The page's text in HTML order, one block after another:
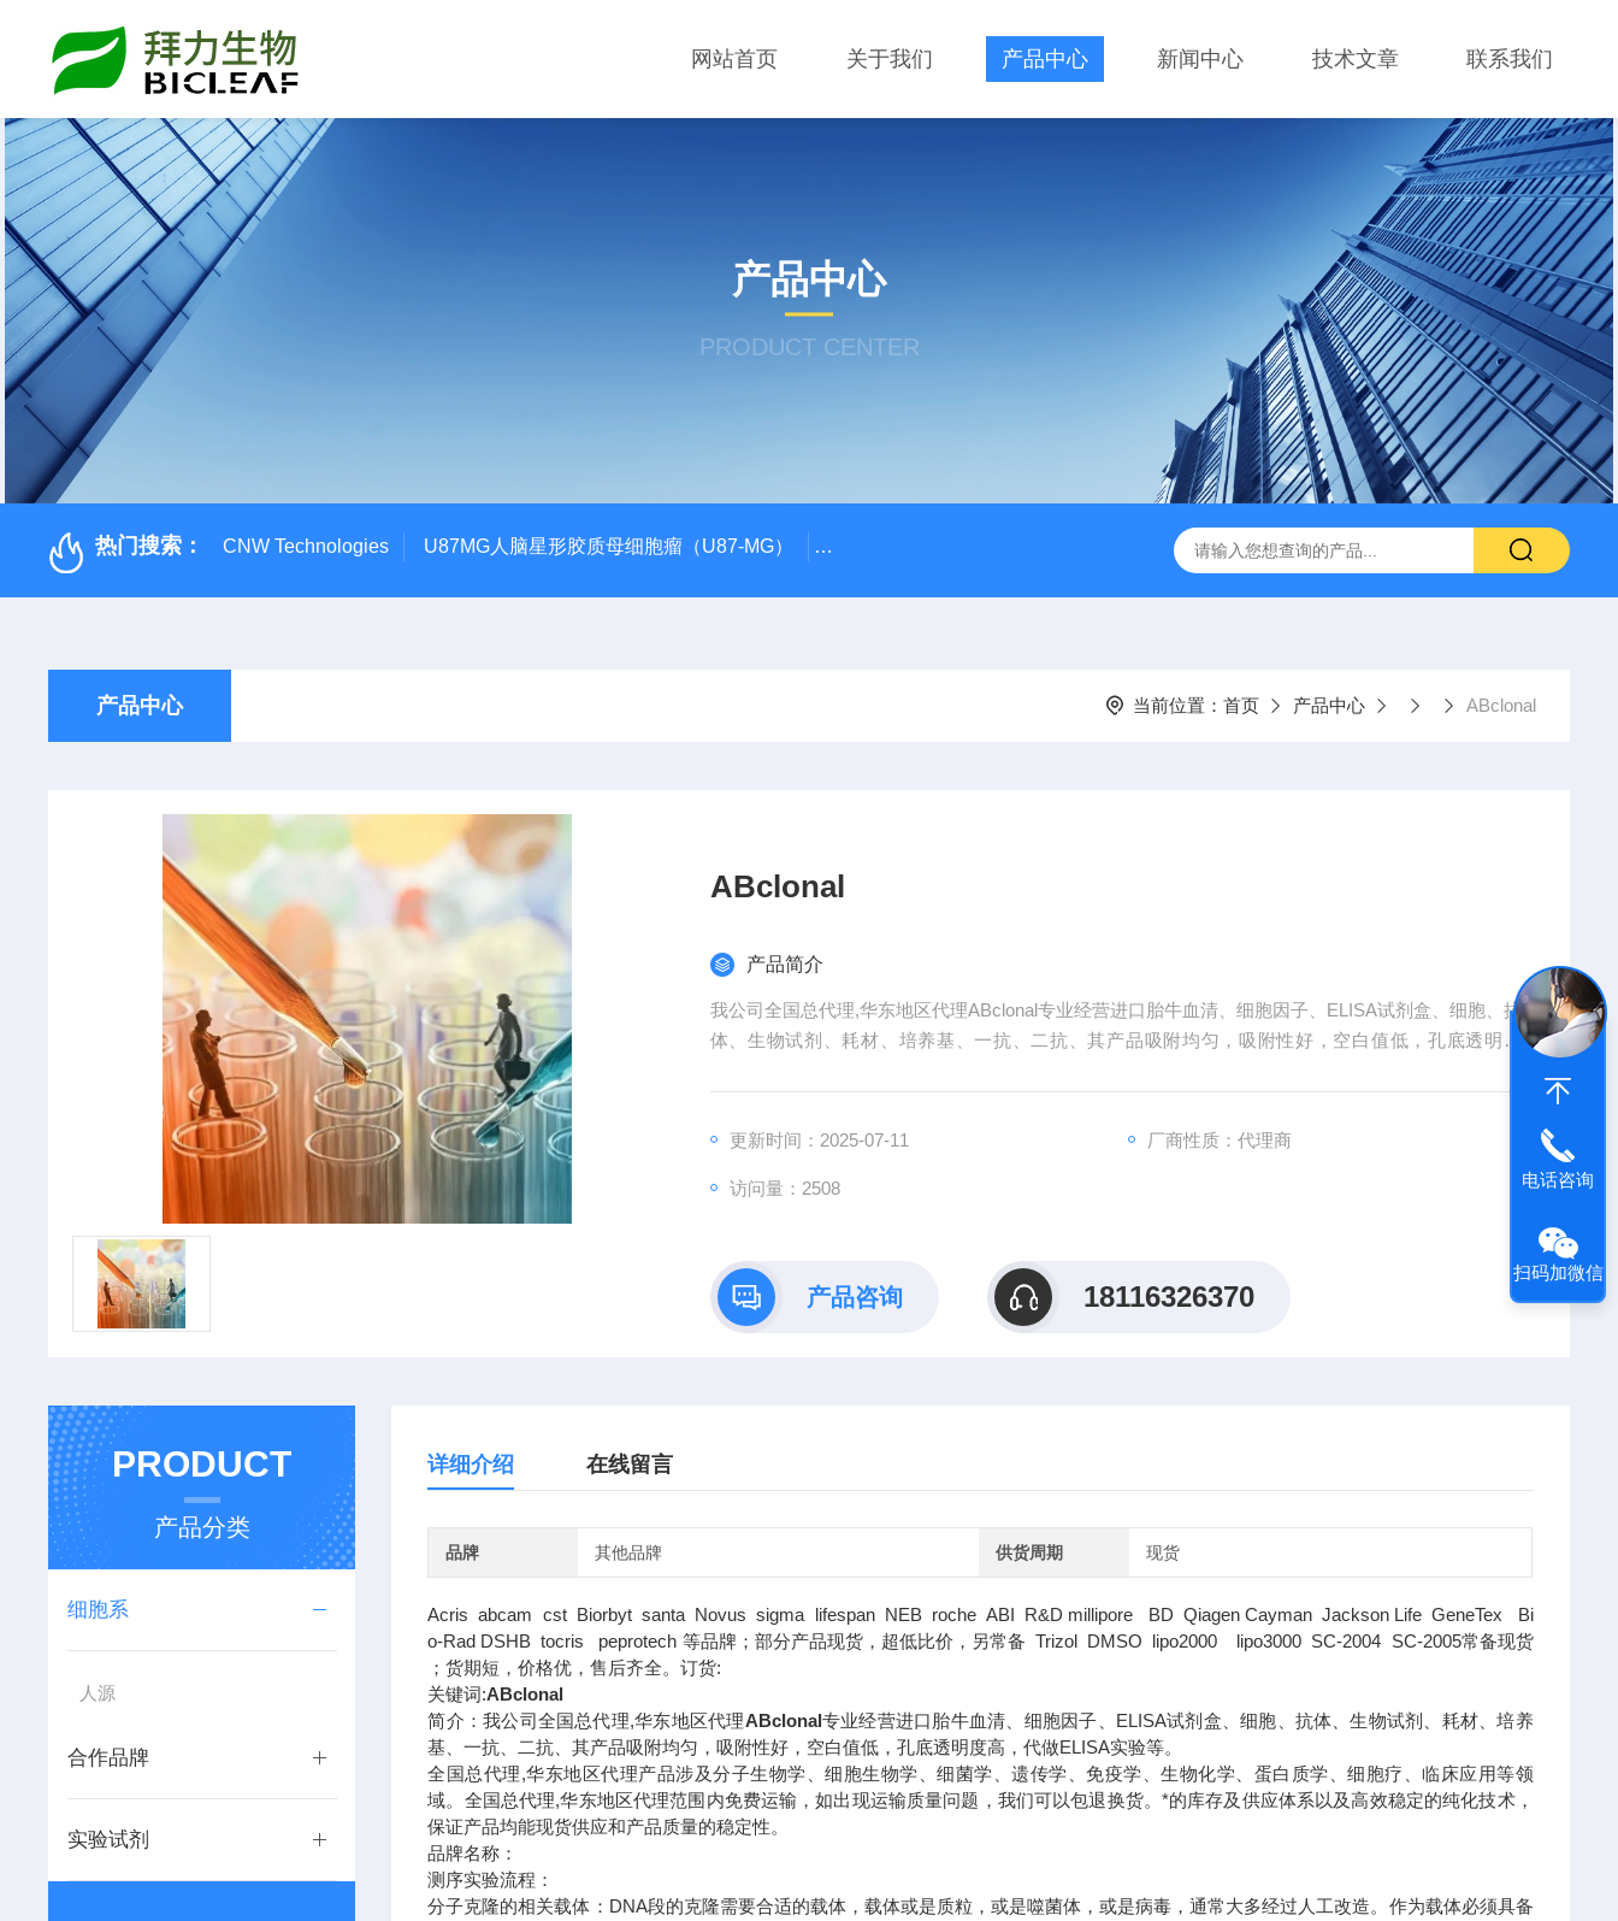
网站首页 关于我们 产品中心 新闻中心 技术文章 联系我们
产品中心
PRODUCT CENTER
热门搜索： CNW Technologies U87MG人脑星形胶质母细胞瘤（U87-MG） atcc人正常膀胱上皮细胞（SV-HUC-1） vero细胞vero细胞 大鼠肠微血管内皮细胞
产品中心 当前位置： 首页 产品中心 ABclonal
ABclonal
产品简介
我公司全国总代理,华东地区代理ABclonal专业经营进口胎牛血清、细胞因子、ELISA试剂盒、细胞、抗
体、生物试剂、耗材、培养基、一抗、二抗、其产品吸附均匀，吸附性好，空白值低，孔底透明度
更新时间：2025-07-11 厂商性质：代理商
访问量：2508
产品咨询 18116326370
PRODUCT
产品分类
细胞系
人源
合作品牌
实验试剂
详细介绍 在线留言
品牌 其他品牌 供货周期 现货
Acris abcam cst Biorbyt santa Novus sigma lifespan NEB roche ABI R&D millipore BD Qiagen Cayman Jackson Life GeneTex Bi
o-Rad DSHB tocris peprotech 等品牌；部分产品现货，超低比价，另常备 Trizol DMSO lipo2000 lipo3000 SC-2004 SC-2005常备现货
；货期短，价格优，售后齐全。订货:
关键词:ABclonal
简介：我公司全国总代理,华东地区代理ABclonal专业经营进口胎牛血清、细胞因子、ELISA试剂盒、细胞、抗体、生物试剂、耗材、培养
基、一抗、二抗、其产品吸附均匀，吸附性好，空白值低，孔底透明度高，代做ELISA实验等。
全国总代理,华东地区代理产品涉及分子生物学、细胞生物学、细菌学、遗传学、免疫学、生物化学、蛋白质学、细胞疗、临床应用等领
域。全国总代理,华东地区代理范围内免费运输，如出现运输质量问题，我们可以包退换货。 *的库存及供应体系以及高效稳定的纯化技术，
保证产品均能现货供应和产品质量的稳定性。
品牌名称：
测序实验流程：
分子克隆的相关载体：DNA段的克隆需要合适的载体，载体或是质粒，或是噬菌体，或是病毒，通常大多经过人工改造。作为载体必须具备
电话咨询
扫码加微信